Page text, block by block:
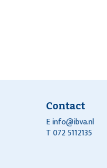
Contact
Einfo@ibva.nl
T 072 5112135